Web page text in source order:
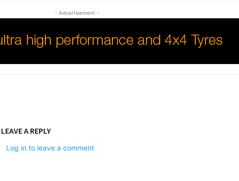
- Advertisement -
LEAVE A REPLY
Log in to leave a comment